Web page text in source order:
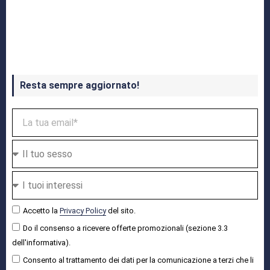
Resta sempre aggiornato!
Accetto la Privacy Policydel sito.
Do il consenso a ricevere offerte promozionali (sezione 3.3
dell'informativa).
Consento al trattamento dei dati per la comunicazione a terzi che li